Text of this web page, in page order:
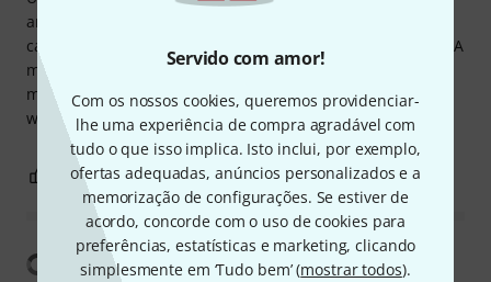
Servido com amor!
Com os nossos cookies, queremos providenciar-
lhe uma experiência de compra agradável com
tudo o que isso implica. Isto inclui, por exemplo,
ofertas adequadas, anúncios personalizados e a
memorização de configurações. Se estiver de
acordo, concorde com o uso de cookies para
preferências, estatísticas e marketing, clicando
simplesmente em ‘Tudo bem’ (mostrar todos).
and at open air events. Sound quality is excellent and
carries quite a distant without a significant loss of volume. A
minor improvement would be if the tower fitting was a bit
more robust. Thought about upgrading to this system for a
while before buying and have no regrets.
0 REPORTAR A CRÍTICA
Mostrar tradução